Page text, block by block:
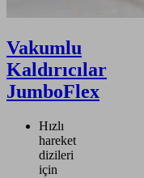
Vakumlu
Kaldırıcılar
JumboFlex
Hızlı
hareket
dizileri
için